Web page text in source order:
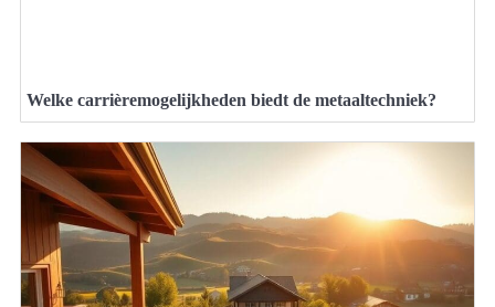
Welke carrièremogelijkheden biedt de metaaltechniek?